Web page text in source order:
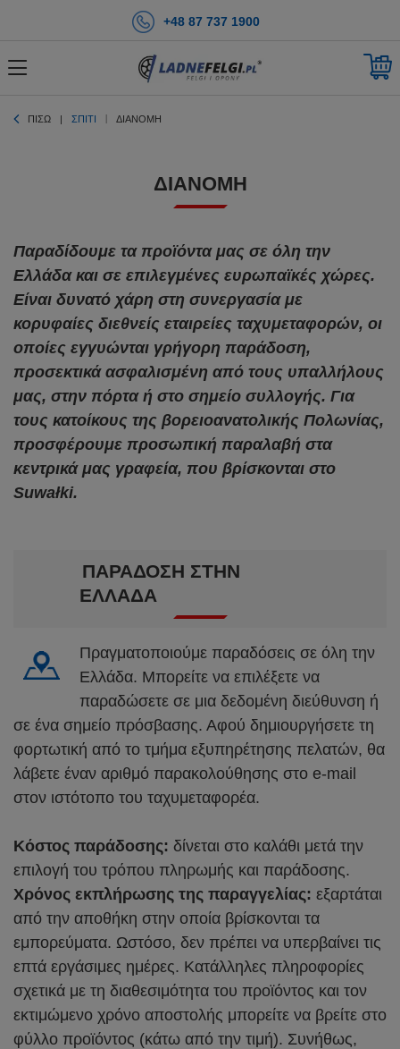
+48 87 737 1900
ΠΊΣΩ ΣΠΊΤΙ ΔΙΑΝΟΜΉ
ΔΙΑΝΟΜΉ
Παραδίδουμε τα προϊόντα μας σε όλη την
Ελλάδα και σε επιλεγμένες ευρωπαϊκές χώρες.
Είναι δυνατό χάρη στη συνεργασία με
κορυφαίες διεθνείς εταιρείες ταχυμεταφορών, οι
οποίες εγγυώνται γρήγορη παράδοση,
προσεκτικά ασφαλισμένη από τους υπαλλήλους
μας, στην πόρτα ή στο σημείο συλλογής. Για
τους κατοίκους της βορειοανατολικής Πολωνίας,
προσφέρουμε προσωπική παραλαβή στα
κεντρικά μας γραφεία, που βρίσκονται στο
Suwałki.
ΠΑΡΑΔΟΣΗ ΣΤΗΝ
ΕΛΛΑΔΑ
Πραγματοποιούμε παραδόσεις σε όλη την
Ελλάδα. Μπορείτε να επιλέξετε να
παραδώσετε σε μια δεδομένη διεύθυνση ή
σε ένα σημείο πρόσβασης. Αφού δημιουργήσετε τη
φορτωτική από το τμήμα εξυπηρέτησης πελατών, θα
λάβετε έναν αριθμό παρακολούθησης στο e-mail
στον ιστότοπο του ταχυμεταφορέα.
Κόστος παράδοσης: δίνεται στο καλάθι μετά την
επιλογή του τρόπου πληρωμής και παράδοσης.
Χρόνος εκπλήρωσης της παραγγελίας: εξαρτάται
από την αποθήκη στην οποία βρίσκονται τα
εμπορεύματα. Ωστόσο, δεν πρέπει να υπερβαίνει τις
επτά εργάσιμες ημέρες. Κατάλληλες πληροφορίες
σχετικά με τη διαθεσιμότητα του προϊόντος και τον
εκτιμώμενο χρόνο αποστολής μπορείτε να βρείτε στο
φύλλο προϊόντος (κάτω από την τιμή). Συνήθως,